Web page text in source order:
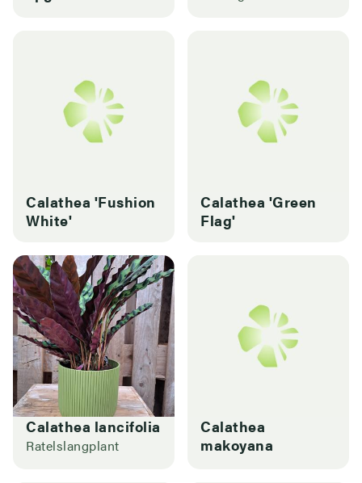
Calathea 'Fushion
White'
Calathea 'Green
Flag'
Calathea lancifolia
Ratelslangplant
Calathea
makoyana